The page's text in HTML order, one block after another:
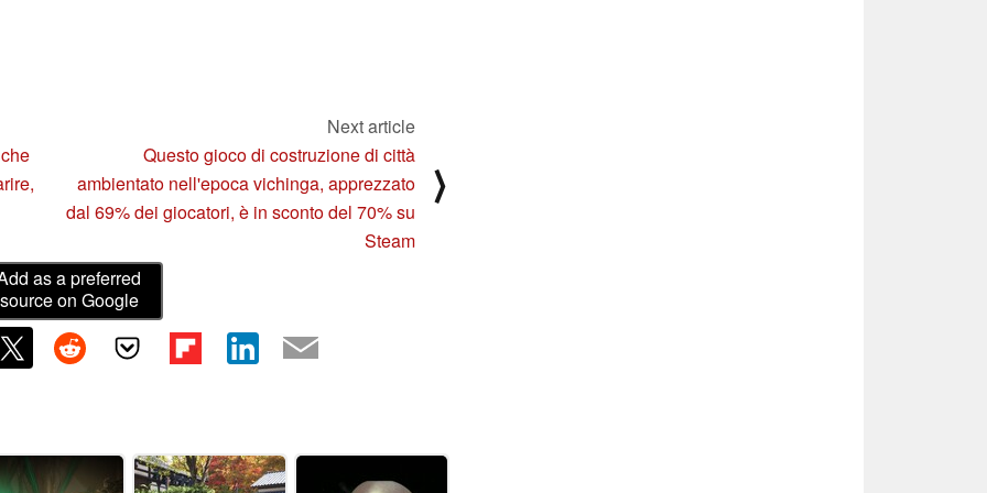
Next article
Questo gioco di costruzione di città
ambientato nell'epoca vichinga, apprezzato
dal 69% dei giocatori, è in sconto del 70% su
Steam
⟩
as a preferred
source on Google